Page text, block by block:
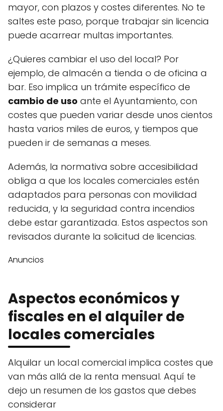
mayor, con plazos y costes diferentes. No te
saltes este paso, porque trabajar sin licencia
puede acarrear multas importantes.
¿Quieres cambiar el uso del local? Por
ejemplo, de almacén a tienda o de oficina a
bar. Eso implica un trámite específico de
cambio de uso ante el Ayuntamiento, con
costes que pueden variar desde unos cientos
hasta varios miles de euros, y tiempos que
pueden ir de semanas a meses.
Además, la normativa sobre accesibilidad
obliga a que los locales comerciales estén
adaptados para personas con movilidad
reducida, y la seguridad contra incendios
debe estar garantizada. Estos aspectos son
revisados durante la solicitud de licencias.
Anuncios
Aspectos económicos y
fiscales en el alquiler de
locales comerciales
Alquilar un local comercial implica costes que
van más allá de la renta mensual. Aquí te
dejo un resumen de los gastos que debes
considerar